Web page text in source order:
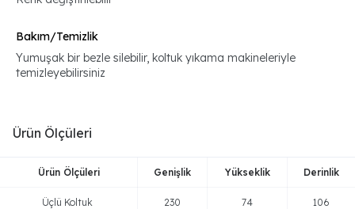
Bakım/Temizlik
Yumuşak bir bezle silebilir, koltuk yıkama makineleriyle
temizleyebilirsiniz
Ürün Ölçüleri
Ürün Ölçüleri Genişlik Yükseklik Derinlik
Üçlü Koltuk 230 74 106